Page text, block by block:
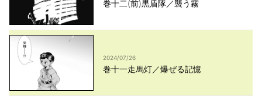
巻十二(前)黒盾隊／襲う霧
2024/07/26
巻十一走馬灯／爆ぜる記憶